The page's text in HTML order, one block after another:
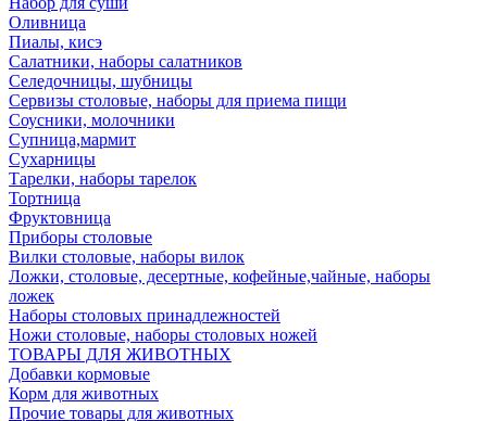
Оливница
Пиалы, кисэ
Салатники, наборы салатников
Селедочницы, шубницы
Сервизы столовые, наборы для приема пищи
Соусники, молочники
Супница,мармит
Сухарницы
Тарелки, наборы тарелок
Тортница
Фруктовница
Приборы столовые
Вилки столовые, наборы вилок
Ложки, столовые, десертные, кофейные,чайные, наборы
ложек
Наборы столовых принадлежностей
Ножи столовые, наборы столовых ножей
ТОВАРЫ ДЛЯ ЖИВОТНЫХ
Добавки кормовые
Корм для животных
Прочие товары для животных